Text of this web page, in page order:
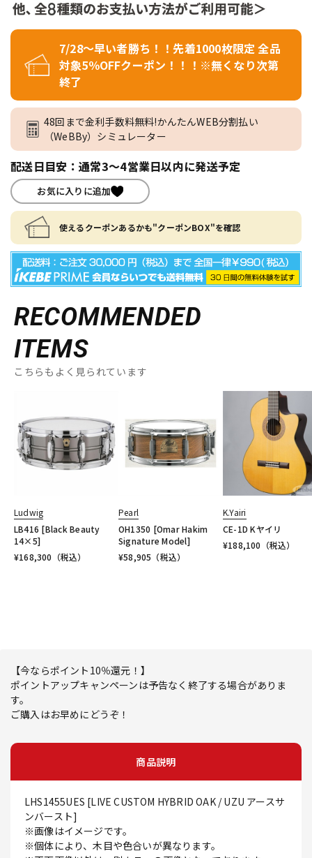
7/28～早い者勝ち！！先着1000枚限定 全品
対象5％OFFクーポン！！！※無くなり次第
終了
48回まで金利手数料無料!かんたんWEB分割払い
（WeBBy）シミュレーター
配送日目安：通常3～4営業日以内に発送予定
お気に入りに追加
使えるクーポンあるかも"クーポンBOX"を確認
RECOMMENDED
ITEMS
こちらもよく見られています
Ludwig
LB416 [Black Beauty
14×5]
¥168,300 （税込）
Pearl
OH1350 [Omar Hakim
Signature Model]
¥58,905 （税込）
K.Yairi
CE-1D Kヤイリ
¥188,100 （税込）
【今ならポイント10％還元！】
ポイントアップキャンペーンは予告なく終了する場合がありま
す。
ご購入はお早めにどうぞ！
商品説明
LHS1455UES [LIVE CUSTOM HYBRID OAK / UZU アースサ
ンバースト]
※画像はイメージです。
※個体により、木目や色合いが異なります。